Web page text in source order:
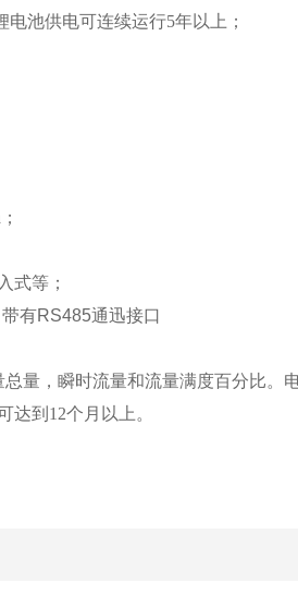
电池供电可连续运行5年以上 ；
；
式等；
带有RS485通迅接口
量，瞬时流量和流量满度百分比。
到12个月以上。